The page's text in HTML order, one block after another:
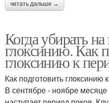
читать дальше →
Когда убирать
глоксинию. Как
глоксинию к
Как подготовить глоксинию
В сентябре - ноябре месяце